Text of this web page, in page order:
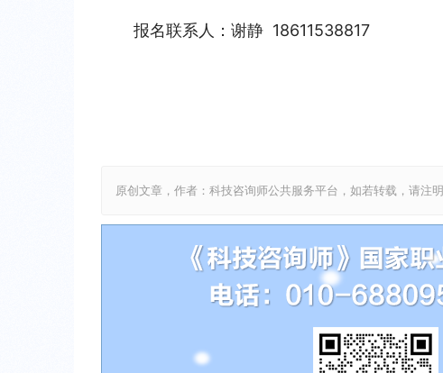
报名联系人：谢静  18611538817
原创文章，作者：科技咨询师公共服务平台，如若转载，请